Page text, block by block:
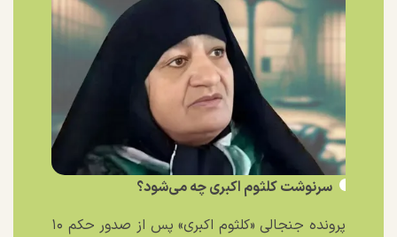
سرنوشت کلثوم اکبری چه می‌شود؟
پرونده جنجالی «کلثوم اکبری» پس از صدور حکم ۱۰